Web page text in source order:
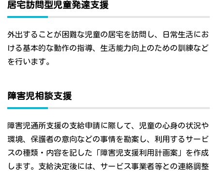
居宅訪問型児童発達支援
外出することが困難な児童の居宅を訪問し、日常生活にお
ける基本的な動作の指導、生活能力向上のための訓練など
を行います。
障害児相談支援
障害児通所支援の支給申請に際して、児童の心身の状況や
環境、保護者の意向などの事情を勘案し、利用するサービ
スの種類・内容を記した「障害児支援利用計画案」を作成
します。支給決定後には、サービス事業者等との連絡調整